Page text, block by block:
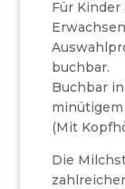
Für Kinder
buchbar.
Buchbar
(Mit
Die